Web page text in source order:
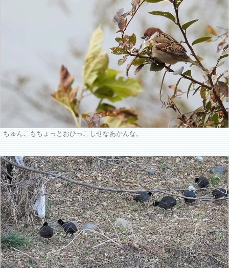
ちゅんこもちょっとおひっこしせなあかんな。